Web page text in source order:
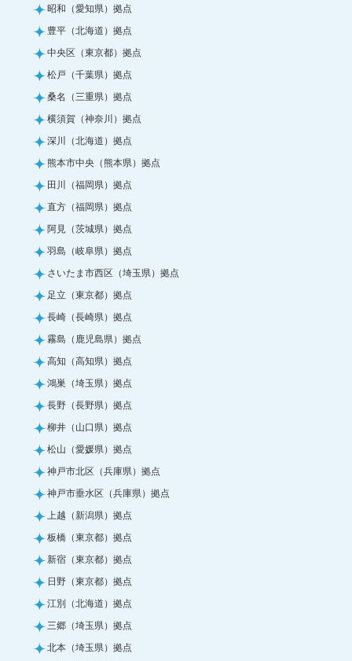
昭和（愛知県）拠点
豊平（北海道）拠点
中央区（東京都）拠点
松戸（千葉県）拠点
桑名（三重県）拠点
横須賀（神奈川）拠点
深川（北海道）拠点
熊本市中央（熊本県）拠点
田川（福岡県）拠点
直方（福岡県）拠点
阿見（茨城県）拠点
羽島（岐阜県）拠点
さいたま市西区（埼玉県）拠点
足立（東京都）拠点
長崎（長崎県）拠点
霧島（鹿児島県）拠点
高知（高知県）拠点
鴻巣（埼玉県）拠点
長野（長野県）拠点
柳井（山口県）拠点
松山（愛媛県）拠点
神戸市北区（兵庫県）拠点
神戸市垂水区（兵庫県）拠点
上越（新潟県）拠点
板橋（東京都）拠点
新宿（東京都）拠点
日野（東京都）拠点
江別（北海道）拠点
三郷（埼玉県）拠点
北本（埼玉県）拠点